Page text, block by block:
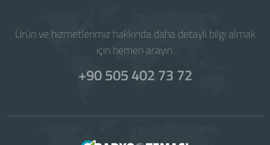
Ürün ve hizmetlerimiz hakkında daha detaylı bilgi almak
için hemen arayın.
+90 505 402 73 72